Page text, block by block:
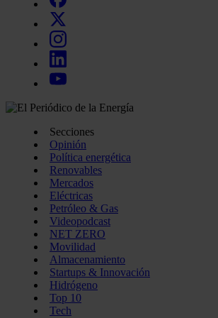
Secciones
Opinión
Política energética
Renovables
Mercados
Eléctricas
Petróleo & Gas
Videopodcast
NET ZERO
Movilidad
Almacenamiento
Startups & Innovación
Hidrógeno
Top 10
Tech